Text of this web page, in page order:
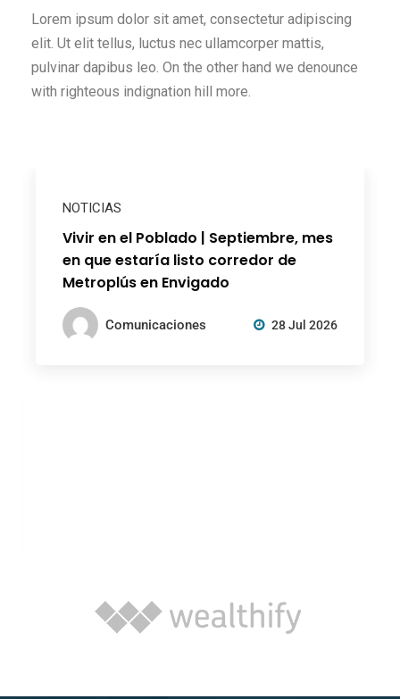
Lorem ipsum dolor sit amet, consectetur adipiscing
elit. Ut elit tellus, luctus nec ullamcorper mattis,
pulvinar dapibus leo. On the other hand we denounce
with righteous indignation hill more.
NOTICIAS
Vivir en el Poblado | Septiembre, mes
en que estaría listo corredor de
Metroplús en Envigado
Comunicaciones 28 Jul 2026